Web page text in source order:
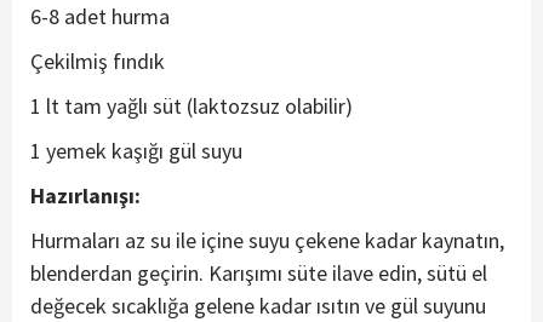
6-8 adet hurma
Çekilmiş fındık
1 lt tam yağlı süt (laktozsuz olabilir)
1 yemek kaşığı gül suyu
Hazırlanışı:
Hurmaları az su ile içine suyu çekene kadar kaynatın,
blenderdan geçirin. Karışımı süte ilave edin, sütü el
değecek sıcaklığa gelene kadar ısıtın ve gül suyunu